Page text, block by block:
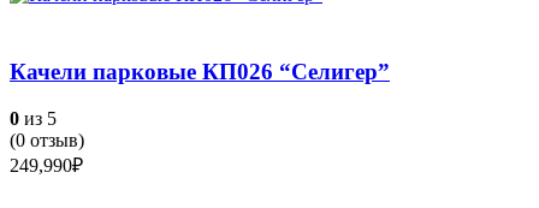
Качели парковые КП026 “Селигер”
0 из 5
(0 отзыв)
249,990₽